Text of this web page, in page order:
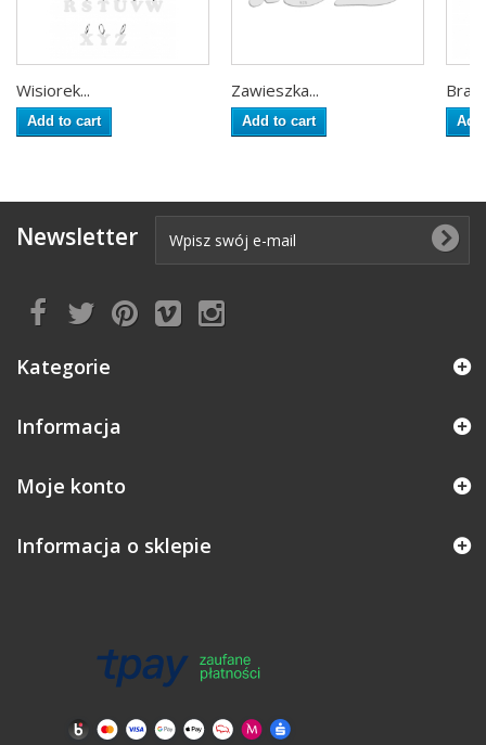
Wisiorek...
Add to cart
Zawieszka...
Add to cart
Newsletter
Kategorie
Informacja
Moje konto
Informacja o sklepie